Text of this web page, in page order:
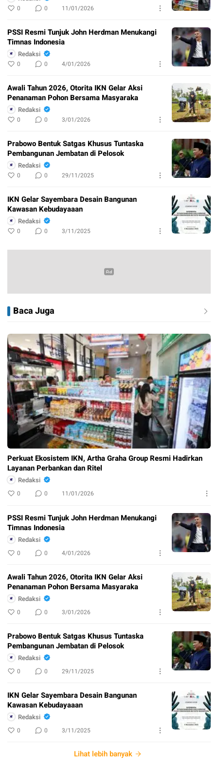
0 0 11/01/2026
PSSI Resmi Tunjuk John Herdman Menukangi
Timnas Indonesia
Redaksi
0 0 4/01/2026
Awali Tahun 2026, Otorita IKN Gelar Aksi
Penanaman Pohon Bersama Masyaraka
Redaksi
0 0 3/01/2026
Prabowo Bentuk Satgas Khusus Tuntaska
Pembangunan Jembatan di Pelosok
Redaksi
0 0 29/11/2025
IKN Gelar Sayembara Desain Bangunan
Kawasan Kebudayaaan
Redaksi
0 0 3/11/2025
Baca Juga
Perkuat Ekosistem IKN, Artha Graha Group Resmi Hadirkan
Layanan Perbankan dan Ritel
Redaksi
0 0 11/01/2026
PSSI Resmi Tunjuk John Herdman Menukangi
Timnas Indonesia
Redaksi
0 0 4/01/2026
Awali Tahun 2026, Otorita IKN Gelar Aksi
Penanaman Pohon Bersama Masyaraka
Redaksi
0 0 3/01/2026
Prabowo Bentuk Satgas Khusus Tuntaska
Pembangunan Jembatan di Pelosok
Redaksi
0 0 29/11/2025
IKN Gelar Sayembara Desain Bangunan
Kawasan Kebudayaaan
Redaksi
0 0 3/11/2025
Lihat lebih banyak